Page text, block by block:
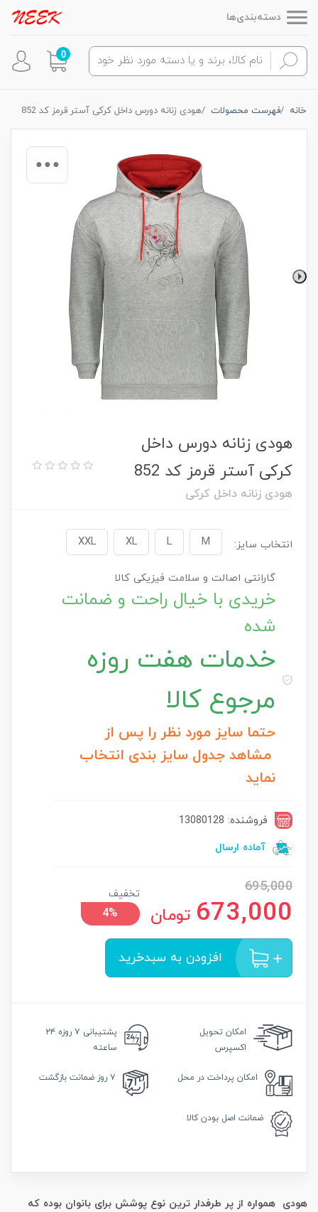
دسته‌بندی‌ها
0
خانه فهرست محصولات هودی زنانه دورس داخل کرکی آستر قرمز کد 852
هودی زنانه دورس داخل
کرکی آستر قرمز کد 852
هودی زنانه داخل کرکی
انتخاب سایز: M
L
XL
XXL
گارانتی اصالت و سلامت فیزیکی کالا
خریدی با خیال راحت و ضمانت
شده
خدمات هفت روزه
مرجوع کالا
حتما سایز مورد نظر را پس از
مشاهد جدول سایز بندی انتخاب
نماید
فروشنده: 13080128
آماده ارسال
695,000
673,000 تومان
تخفیف
4%
افزودن به سبدخرید
امکان تحویل
اکسپرس
پشتیبانی
۷ روزه ۲۴
ساعته
امکان پرداخت در محل ۷ روز ضمانت بازگشت
ضمانت اصل بودن کالا
هودی همواره از پر طرفدار ترین نوع پوشش برای بانوان بوده که